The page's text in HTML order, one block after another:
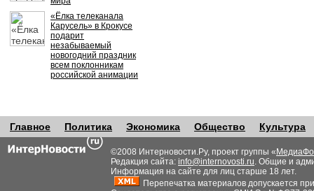
«Ёлка телеканала
Карусель» в Крокусе
подарит
незабываемый
новогодний праздник
всем поклонникам
российской анимации
Главное Политика Экономика Общество Культура
©2008 Интерновости.Ру, проект группы «
Редакция сайта: info@internovosti.ru. Общие и
Информация на сайте для лиц старше 18 лет.
Перепечатка материалов допускается